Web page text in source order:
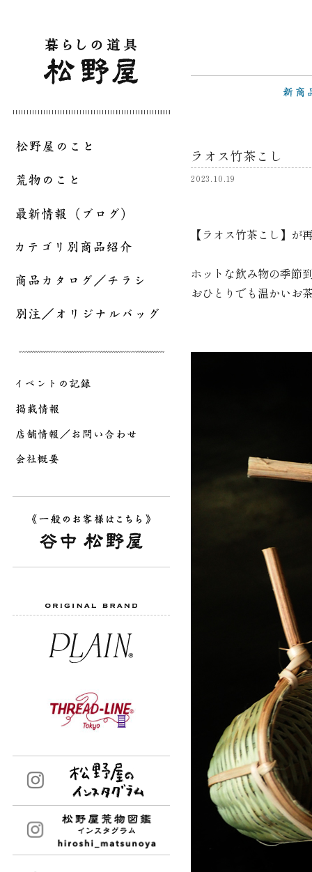
ラオス竹茶こし
2023.10.19
【ラオス竹茶こし】が
ホットな飲み物の季節
おひとりでも温かいお